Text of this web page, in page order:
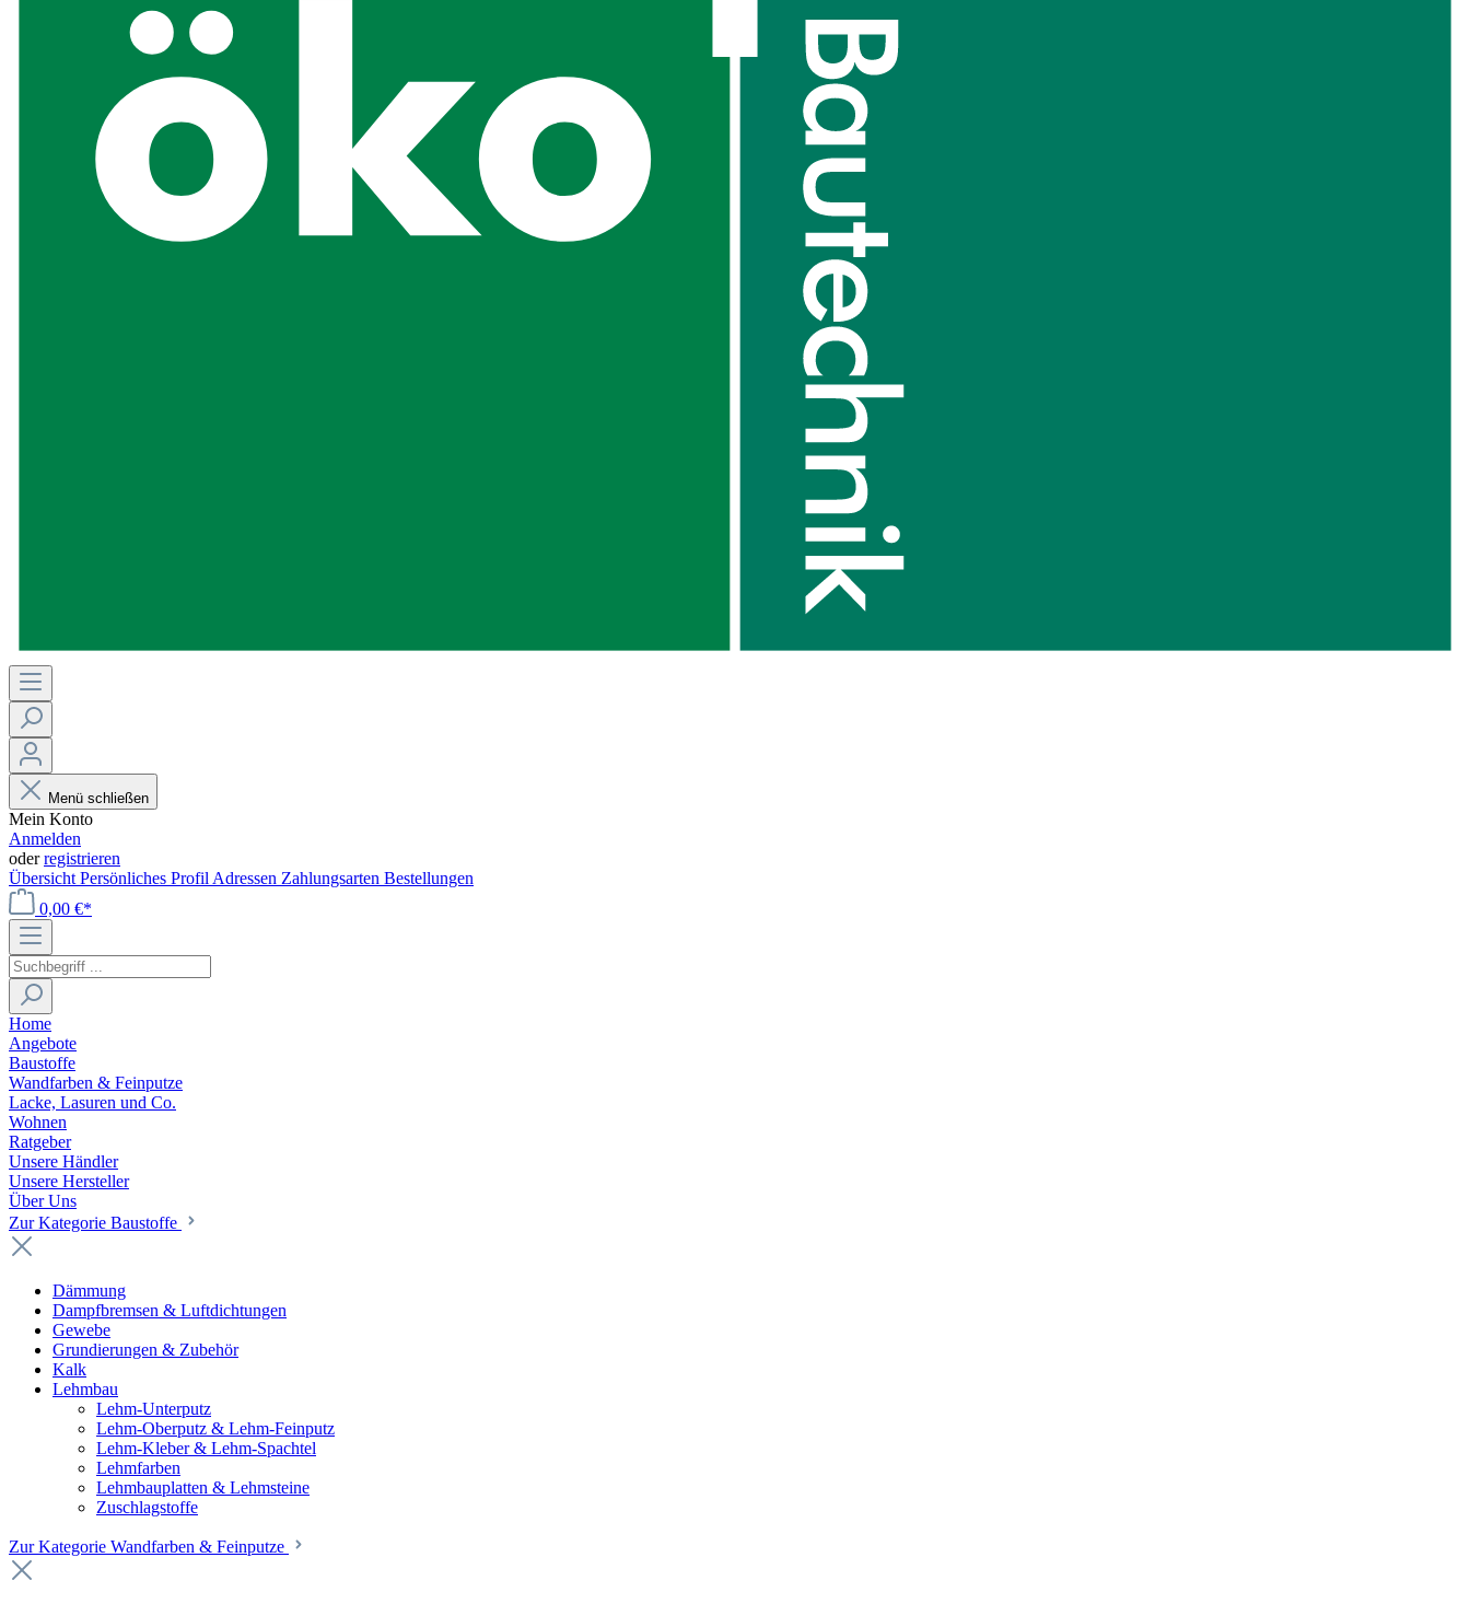
Menü schließen
Mein Konto
Anmelden
oderregistrieren
Übersicht Persönliches Profil Adressen Zahlungsarten Bestellungen
0,00 €*
Home
Angebote
Baustoffe
Wandfarben & Feinputze
Lacke, Lasuren und Co.
Wohnen
Ratgeber
Unsere Händler
Unsere Hersteller
Über Uns
Zur Kategorie Baustoffe
Dämmung
Dampfbremsen & Luftdichtungen
Gewebe
Grundierungen & Zubehör
Kalk
Lehmbau
Lehm-Unterputz
Lehm-Oberputz & Lehm-Feinputz
Lehm-Kleber & Lehm-Spachtel
Lehmfarben
Lehmbauplatten & Lehmsteine
Zuschlagstoffe
Zur Kategorie Wandfarben & Feinputze